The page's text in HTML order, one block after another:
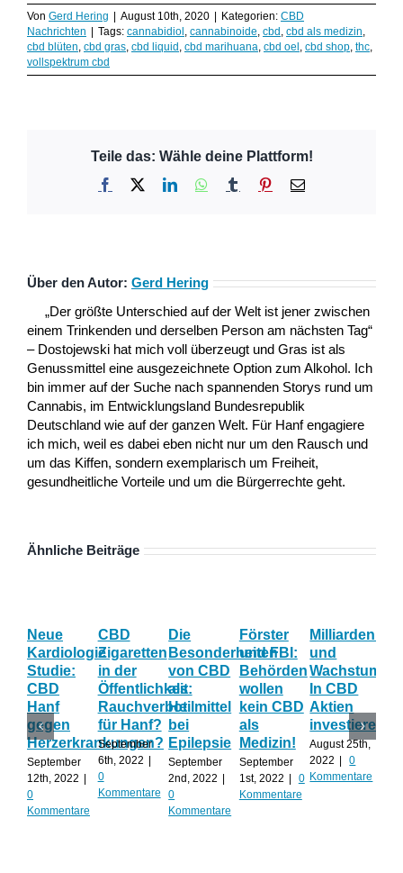
Von Gerd Hering | August 10th, 2020 | Kategorien: CBD
Nachrichten | Tags: cannabidiol, cannabinoide, cbd, cbd als medizin,
cbd blüten, cbd gras, cbd liquid, cbd marihuana, cbd oel, cbd shop, thc,
vollspektrum cbd
Teile das: Wähle deine Plattform!
Facebook LinkedInWhatsApp
Tumblr Pinterest
E-
Über den Autor: Gerd Hering
„Der größte Unterschied auf der Welt ist jener zwischen
einem Trinkenden und derselben Person am nächsten Tag“
– Dostojewski hat mich voll überzeugt und Gras ist als
Genussmittel eine ausgezeichnete Option zum Alkohol. Ich
bin immer auf der Suche nach spannenden Storys rund um
Cannabis, im Entwicklungsland Bundesrepublik
Deutschland wie auf der ganzen Welt. Für Hanf engagiere
ich mich, weil es dabei eben nicht nur um den Rausch und
um das Kiffen, sondern exemplarisch um Freiheit,
gesundheitliche Vorteile und um die Bürgerrechte geht.
Ähnliche Beiträge
Neue
Kardiologie
Studie:
CBD
Hanf
gegen
Herzerkrankungen?
September
12th, 2022
0
Kommentare
CBD
Zigaretten
in der
Öffentlichkeit:
Rauchverbot
für Hanf?
September
6th, 2022
0
Kommentare
Die
Besonderheiten
von CBD
als
Heilmittel
bei
Epilepsie
September
2nd, 2022
0
Kommentare
Förster
und FBI:
Behörden
wollen
kein CBD
als
Medizin!
September
1st, 2022
0
Kommentare
und
Wachstum:
In CBD
Aktien
investieren?
August 25th,
2022
0
Kommentare